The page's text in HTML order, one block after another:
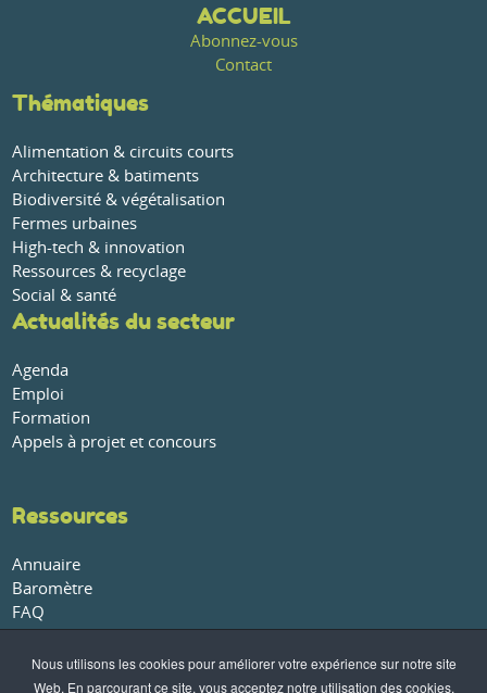
ACCUEIL
Abonnez-vous
Contact
Thématiques
Alimentation & circuits courts
Architecture & batiments
Biodiversité & végétalisation
Fermes urbaines
High-tech & innovation
Ressources & recyclage
Social & santé
Actualités du secteur
Agenda
Emploi
Formation
Appels à projet et concours
Ressources
Annuaire
Baromètre
FAQ
Glossaire
Publications et rapports
Nous utilisons les cookies pour améliorer votre expérience sur notre site
Web. En parcourant ce site, vous acceptez notre utilisation des cookies.